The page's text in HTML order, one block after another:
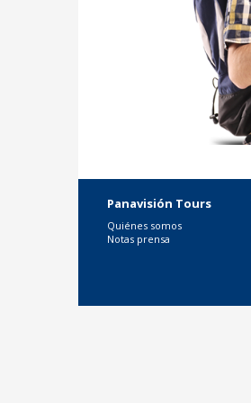
Panavisión Tours
Quiénes somos
Notas prensa